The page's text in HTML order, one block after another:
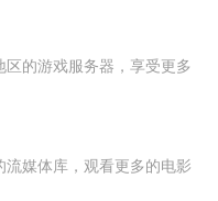
的游戏服务器，享受更多
媒体库，观看更多的电影